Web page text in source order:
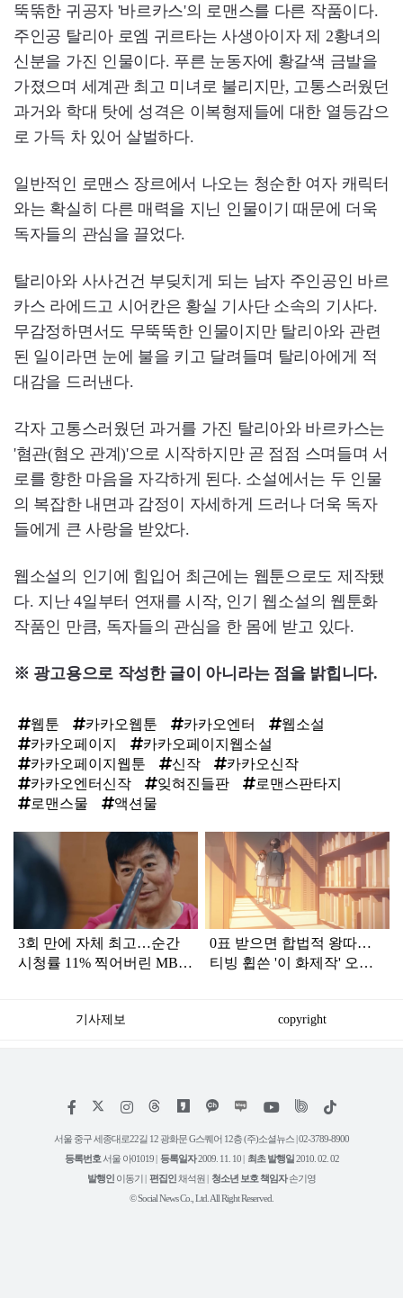
뚝뚞한 귀공자 '바르카스'의 로맨스를 다른 작품이다.
주인공 탈리아 로엠 귀르타는 사생아이자 제 2황녀의
신분을 가진 인물이다. 푸른 눈동자에 황갈색 금발을
가졌으며 세계관 최고 미녀로 불리지만, 고통스러웠던
과거와 학대 탓에 성격은 이복형제들에 대한 열등감으
로 가득 차 있어 살벌하다.
일반적인 로맨스 장르에서 나오는 청순한 여자 캐릭터
와는 확실히 다른 매력을 지닌 인물이기 때문에 더욱
독자들의 관심을 끌었다.
탈리아와 사사건건 부딪치게 되는 남자 주인공인 바르
카스 라에드고 시어칸은 황실 기사단 소속의 기사다.
무감정하면서도 무뚝뚝한 인물이지만 탈리아와 관련
된 일이라면 눈에 불을 키고 달려들며 탈리아에게 적
대감을 드러낸다.
각자 고통스러웠던 과거를 가진 탈리아와 바르카스는
'혐관(혐오 관계)'으로 시작하지만 곧 점점 스며들며 서
로를 향한 마음을 자각하게 된다. 소설에서는 두 인물
의 복잡한 내면과 감정이 자세하게 드러나 더욱 독자
들에게 큰 사랑을 받았다.
웹소설의 인기에 힘입어 최근에는 웹툰으로도 제작됐
다. 지난 4일부터 연재를 시작, 인기 웹소설의 웹툰화
작품인 만큼, 독자들의 관심을 한 몸에 받고 있다.
※ 광고용으로 작성한 글이 아니라는 점을 밝힙니다.
웹툰 카카오웹툰 카카오엔터
웹소설
카카오페이지
카카오페이지웹소설
카카오페이지웹툰
신작
카카오신작
카카오엔터신작
잊혀진들판
로맨스판타지
로맨스물
액션물
탑
3회 만에 자체 최고…순간
시청률 11% 찍어버린 MBC
0표 받으면 합법적 왕따…
티빙 휩쓴 '이 화제작' 오늘
기사제보 copyright
페
스
인
타
램
위
트
유
튜
틱
서울 중구 세종대로22길 12 광화문 G스퀘어 12층 (주)소셜뉴스 | 02-3789-8900
등록번호 서울 아01019 | 등록일자2009. 11. 10 | 최초 발행일 2010. 02. 02
발행인 이동기 | 편집인 채석원 | 청소년 보호 책임자손기영
© Social News Co., Ltd. All Right Reserved.